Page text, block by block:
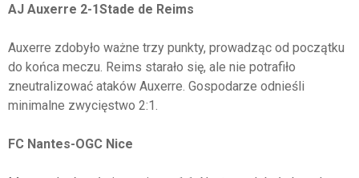
AJ Auxerre 2-1Stade de Reims
Auxerre zdobyło ważne trzy punkty, prowadząc od początku
do końca meczu. Reims starało się, ale nie potrafiło
zneutralizować ataków Auxerre. Gospodarze odnieśli
minimalne zwycięstwo 2:1.
FC Nantes-OGC Nice